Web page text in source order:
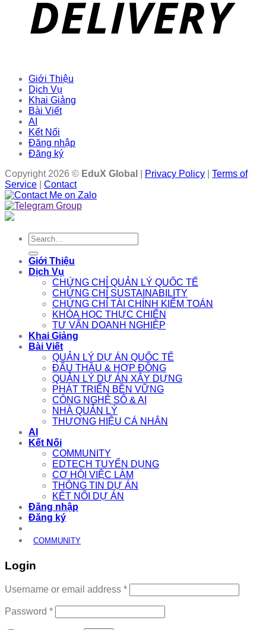
Giới Thiệu
Dịch Vụ
Khai Giảng
Bài Viết
AI
Kết Nối
Đăng nhập
Đăng ký
Copyright 2026 © EduX Global Privacy Policy
Terms of
Service
Contact
Search
for:
Giới Thiệu
Dịch Vụ
CHỨNG CHỈ QUẢN LÝ QUỐC TẾ
CHỨNG CHỈ SUSTAINABILITY
CHỨNG CHỈ TÀI CHÍNH KIỂM TOÁN
KHÓA HỌC THỰC CHIẾN
TƯ VẤN DOANH NGHIỆP
Khai Giảng
Bài Viết
QUẢN LÝ DỰ ÁN QUỐC TẾ
ĐẤU THẦU & HỢP ĐỒNG
QUẢN LÝ DỰ ÁN XÂY DỰNG
PHÁT TRIỂN BỀN VỮNG
CÔNG NGHỆ SỐ & AI
NHÀ QUẢN LÝ
THƯƠNG HIỆU CÁ NHÂN
AI
Kết Nối
COMMUNITY
EDTECH TUYỂN DỤNG
CƠ HỘI VIỆC LÀM
THÔNG TIN DỰ ÁN
KẾT NỐI DỰ ÁN
Đăng nhập
Đăng ký
COMMUNITY
Login
Username or email address *Required
Password *Required